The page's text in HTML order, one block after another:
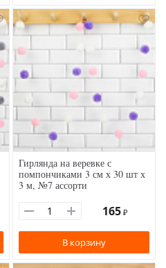
Гирлянда на веревке с
помпончиками 3 см х 30 шт х
3 м, №7 ассорти
165 ₽
В корзину